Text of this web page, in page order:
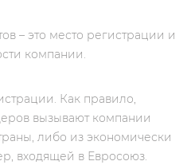
– это место регистрации и
компании.
Как правило,
вызывают компании
либо из экономически
входящей в Евросоюз.